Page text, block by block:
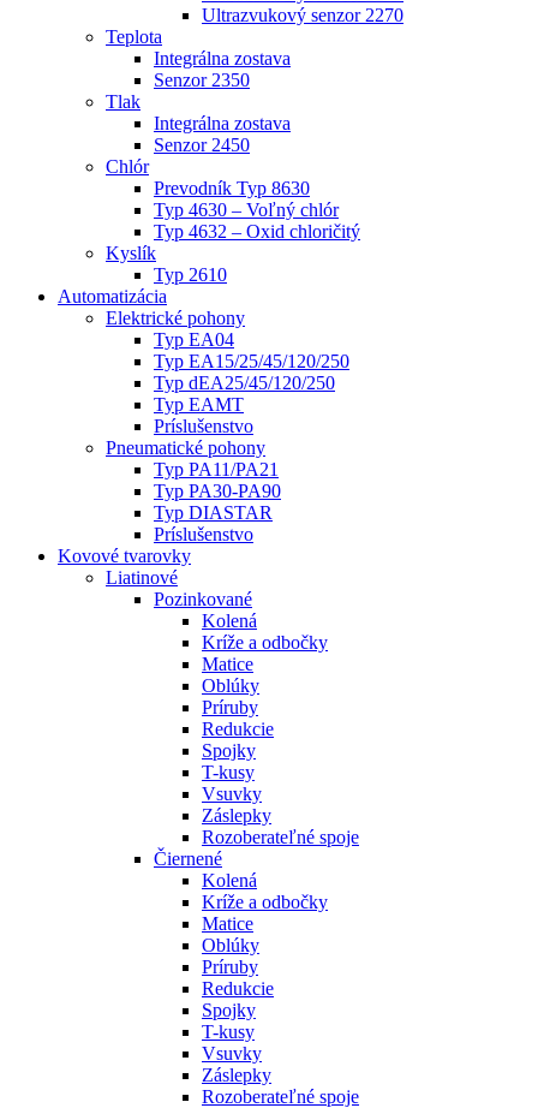
Ultrazvukový senzor 2270
Teplota
Integrálna zostava
Senzor 2350
Tlak
Integrálna zostava
Senzor 2450
Chlór
Prevodník Typ 8630
Typ 4630 – Voľný chlór
Typ 4632 – Oxid chloričitý
Kyslík
Typ 2610
Automatizácia
Elektrické pohony
Typ EA04
Typ EA15/25/45/120/250
Typ dEA25/45/120/250
Typ EAMT
Príslušenstvo
Pneumatické pohony
Typ PA11/PA21
Typ PA30-PA90
Typ DIASTAR
Príslušenstvo
Kovové tvarovky
Liatinové
Pozinkované
Kolená
Kríže a odbočky
Matice
Oblúky
Príruby
Redukcie
Spojky
T-kusy
Vsuvky
Záslepky
Rozoberateľné spoje
Čiernené
Kolená
Kríže a odbočky
Matice
Oblúky
Príruby
Redukcie
Spojky
T-kusy
Vsuvky
Záslepky
Rozoberateľné spoje